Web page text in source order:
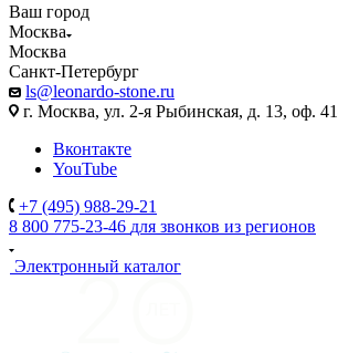
Ваш город
Москва
Москва
Санкт-Петербург
ls@leonardo-stone.ru
г. Москва, ул. 2-я Рыбинская, д. 13, оф.
Вконтакте
YouTube
+7 (495) 988-29-21
8 800 775-23-46 для звонков из регионов
Электронный каталог